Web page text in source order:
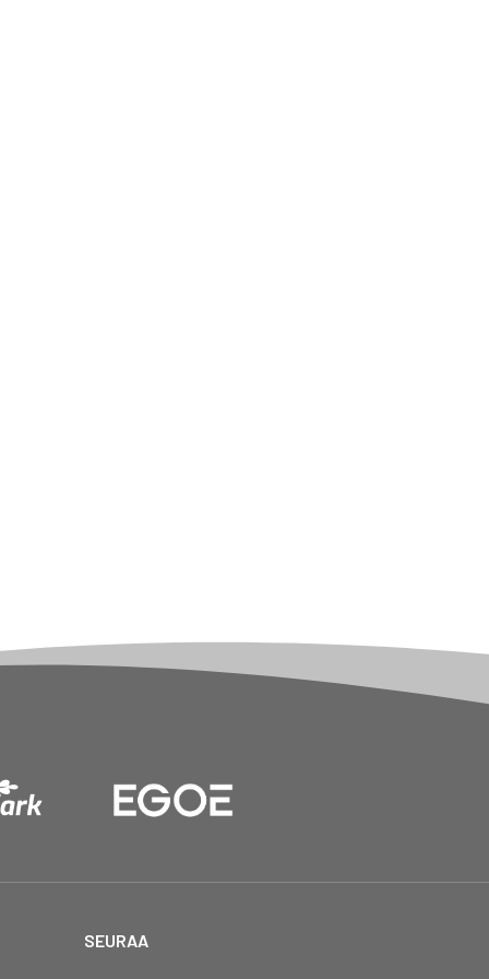
SEURAA